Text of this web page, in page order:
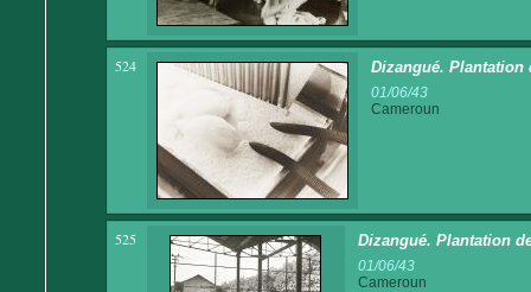
524 Dizangué. Plantation
01/06/43
Cameroun
525 Dizangué. Plantation
01/06/43
Cameroun